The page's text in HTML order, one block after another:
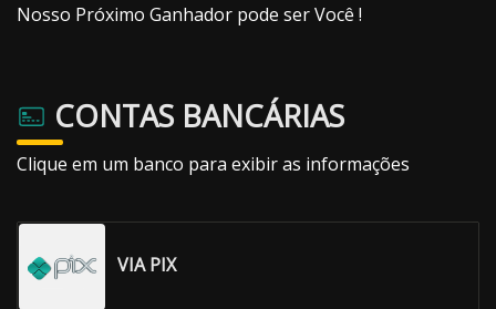
Nosso Próximo Ganhador pode ser Você !
CONTAS BANCÁRIAS
Clique em um banco para exibir as informações
VIA PIX